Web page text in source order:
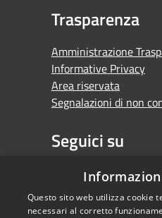
Trasparenza
Amministrazione
Informative Privacy
Area riservata
Segnalazioni di non
Seguici su
FacebookYoutube
Questo sito web utilizza cookie
necessari al corretto